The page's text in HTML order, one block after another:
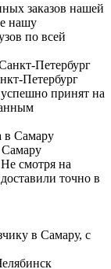
заказов нашей
нашу
по всей
Петербург
принят на
Самару
смотря на
точно в
в Самару, с